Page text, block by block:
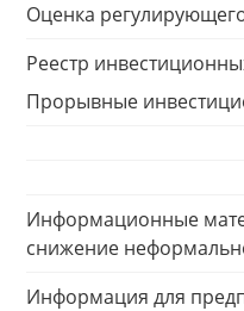
Оценка
Реестр
Прорывные
Информационные
снижение
Информация для